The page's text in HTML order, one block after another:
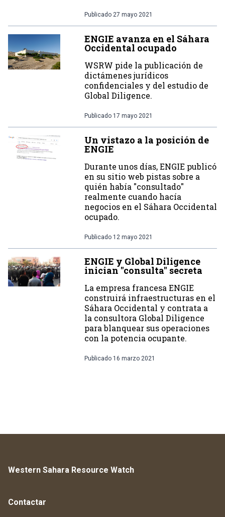
Publicado 27 mayo 2021
ENGIE avanza en el Sáhara
Occidental ocupado
WSRW pide la publicación de
dictámenes jurídicos
confidenciales y del estudio de
Global Diligence.
Publicado 17 mayo 2021
Un vistazo a la posición de
ENGIE
Durante unos días, ENGIE publicó
en su sitio web pistas sobre a
quién había "consultado"
realmente cuando hacía
negocios en el Sáhara Occidental
ocupado.
Publicado 12 mayo 2021
ENGIE y Global Diligence
inician "consulta" secreta
La empresa francesa ENGIE
construirá infraestructuras en el
Sáhara Occidental y contrata a
la consultora Global Diligence
para blanquear sus operaciones
con la potencia ocupante.
Publicado 16 marzo 2021
Western Sahara Resource Watch
Contactar